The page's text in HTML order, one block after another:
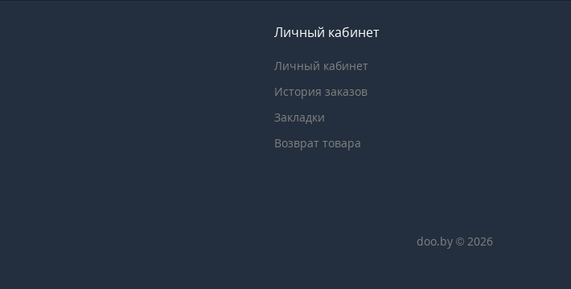
Личный кабинет
Личный кабинет
История заказов
Закладки
Возврат товара
doo.by © 2026